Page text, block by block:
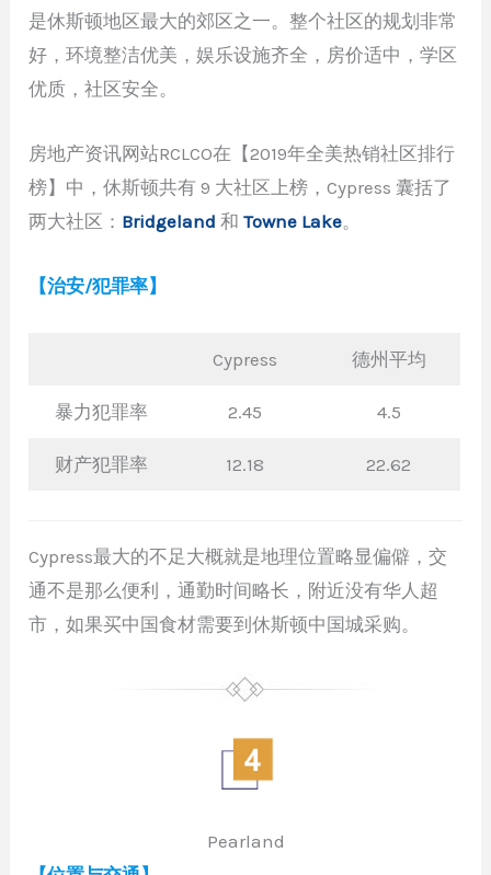
是休斯顿地区最大的郊区之一。整个社区的规划非常
好，环境整洁优美，娱乐设施齐全，房价适中，学区
优质，社区安全。
房地产资讯网站RCLCO在【2019年全美热销社区排行
榜】中，休斯顿共有 9 大社区上榜，Cypress 囊括了
两大社区： Bridgeland 和Towne Lake。
【治安/犯罪率】
Cypress 德州平均
暴力犯罪率 2.45 4.5
财产犯罪率 12.18 22.62
Cypress最大的不足大概就是地理位置略显偏僻，交
通不是那么便利，通勤时间略长，附近没有华人超
市，如果买中国食材需要到休斯顿中国城采购。
Pearland